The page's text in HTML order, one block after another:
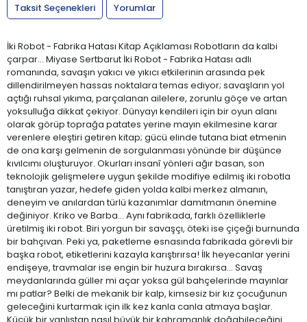
Taksit Seçenekleri
Yorumlar
İki Robot - Fabrika Hatası Kitap Açıklaması Robotların da kalbi
çarpar... Miyase Sertbarut İki Robot - Fabrika Hatası adlı
romanında, savaşın yakıcı ve yıkıcı etkilerinin arasında pek
dillendirilmeyen hassas noktalara temas ediyor; savaşların yol
açtığı ruhsal yıkıma, parçalanan ailelere, zorunlu göçe ve artan
yoksulluğa dikkat çekiyor. Dünyayı kendileri için bir oyun alanı
olarak görüp toprağa patates yerine mayın ekilmesine karar
verenlere eleştiri getiren kitap; gücü elinde tutana biat etmenin
de ona karşı gelmenin de sorgulanması yönünde bir düşünce
kıvılcımı oluşturuyor. Okurları insanî yönleri ağır basan, son
teknolojik gelişmelere uygun şekilde modifiye edilmiş iki robotla
tanıştıran yazar, hedefe giden yolda kalbi merkez almanın,
deneyim ve anılardan türlü kazanımlar damıtmanın önemine
değiniyor. Kriko ve Barba... Aynı fabrikada, farklı özelliklerle
üretilmiş iki robot. Biri yorgun bir savaşçı, öteki ise çiçeği burnunda
bir bahçıvan. Peki ya, paketleme esnasında fabrikada görevli bir
başka robot, etiketlerini kazayla karıştırırsa! İlk heyecanlar yerini
endişeye, travmalar ise engin bir huzura bırakırsa... Savaş
meydanlarında güller mi açar yoksa gül bahçelerinde mayınlar
mı patlar? Belki de mekanik bir kalp, kimsesiz bir kız çocuğunun
geleceğini kurtarmak için ilk kez kanla canla atmaya başlar.